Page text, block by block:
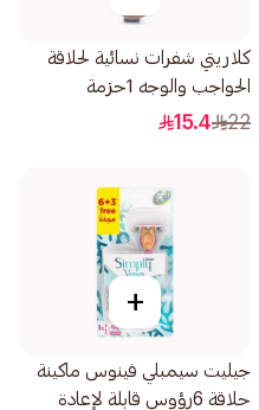
كلاريتي شفرات نسائية لحلاقة
الحواجب والوجه 1حزمة
22
15.4
+
جيليت سيمبلي فينوس ماكينة
حلاقة 6رؤوس قابلة لإعادة